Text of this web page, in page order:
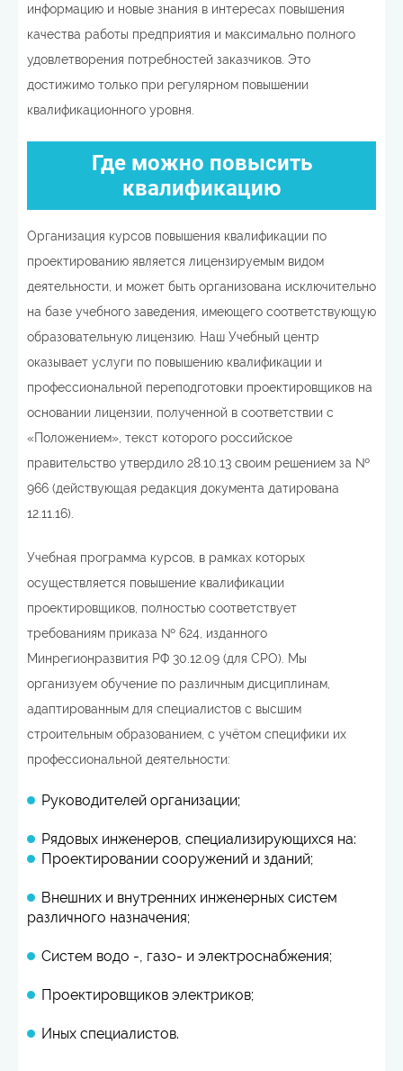
информацию и новые знания в интересах повышения
качества работы предприятия и максимально полного
удовлетворения потребностей заказчиков. Это
достижимо только при регулярном повышении
квалификационного уровня.
Где можно повысить
квалификацию
Организация курсов повышения квалификации по
проектированию является лицензируемым видом
деятельности, и может быть организована исключительно
на базе учебного заведения, имеющего соответствующую
образовательную лицензию. Наш Учебный центр
оказывает услуги по повышению квалификации и
профессиональной переподготовки проектировщиков на
основании лицензии, полученной в соответствии с
«Положением», текст которого российское
правительство утвердило 28.10.13 своим решением за №
966 (действующая редакция документа датирована
12.11.16).
Учебная программа курсов, в рамках которых
осуществляется повышение квалификации
проектировщиков, полностью соответствует
требованиям приказа № 624, изданного
Минрегионразвития РФ 30.12.09 (для СРО). Мы
организуем обучение по различным дисциплинам,
адаптированным для специалистов с высшим
строительным образованием, с учётом специфики их
профессиональной деятельности:
Руководителей организации;
Рядовых инженеров, специализирующихся на:
Проектировании сооружений и зданий;
Внешних и внутренних инженерных систем
различного назначения;
Систем водо -, газо- и электроснабжения;
Проектировщиков электриков;
Иных специалистов.